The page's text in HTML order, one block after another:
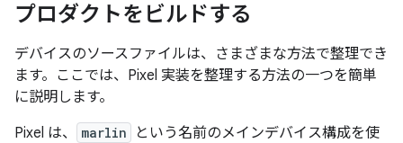
プロダクトをビルドする
デバイスのソースファイルは、さまざまな方法で整理でき
ます。ここでは、Pixel 実装を整理する方法の一つを簡単
に説明します。
Pixel は、
marlin
という名前のメインデバイス構成を使